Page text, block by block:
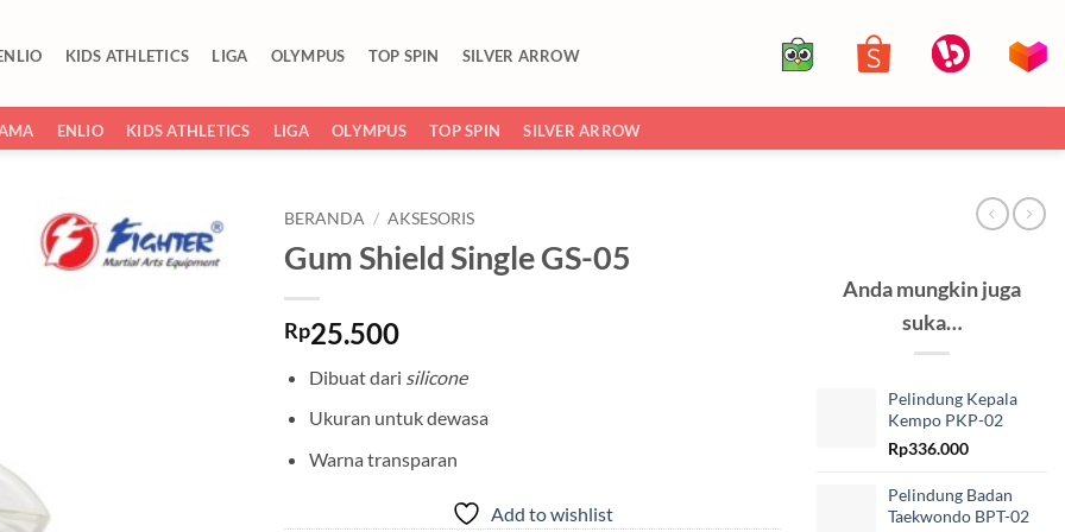
KIDS ATHLETICS LIGA OLYMPUS TOP SPIN SILVER ARROW
ENLIO KIDS ATHLETICS LIGA OLYMPUS TOP SPIN SILVER ARROW
BERANDA / AKSESORIS
Gum Shield Single GS-05
Rp25.500
Dibuat dari silicone
Ukuran untuk dewasa
Warna transparan
Add to wishlist
Anda mungkin juga
suka…
Pelindung Kepala
Kempo PKP-02
Rp336.000
Pelindung Badan
Taekwondo BPT-02